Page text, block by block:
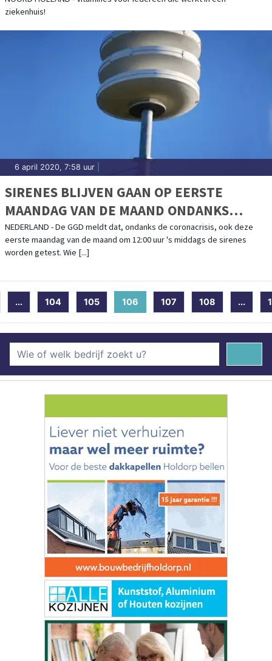
ziekenhuis!
6 april 2020, 7:58 uur
SIRENES BLIJVEN GAAN OP EERSTE
MAANDAG VAN DE MAAND ONDANKS
CORONACRISIS
NEDERLAND - De GGD meldt dat, ondanks de coronacrisis, ook deze
eerste maandag van de maand om 12:00 uur 's middags de sirenes
worden getest. Wie [...]
... 104 105 106 (current)
107 108 ...